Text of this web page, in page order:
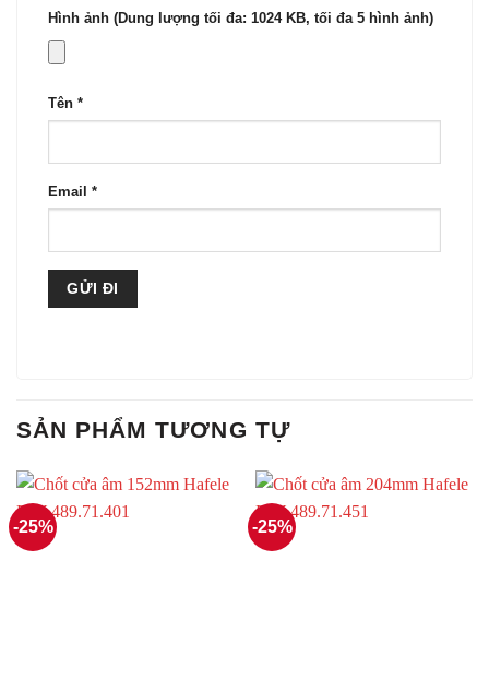
Hình ảnh (Dung lượng tối đa: 1024 KB, tối đa 5 hình ảnh)
Tên *
Email *
SẢN PHẨM TƯƠNG TỰ
-25% -25%